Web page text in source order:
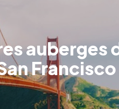
auberges
Francisco